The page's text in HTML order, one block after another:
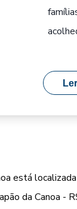
está localizada
da Canoa -